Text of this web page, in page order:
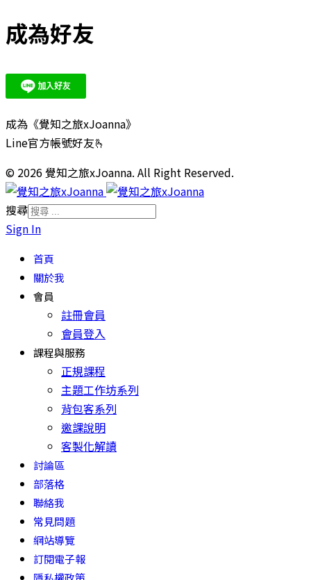
成為好友
成為《覺知之旅xJoanna》
Line官方帳號好友🫰
© 2026 覺知之旅xJoanna. All Right Reserved.
搜尋
Sign In
首頁
關於我
會員
註冊會員
會員登入
課程與服務
正規課程
主題工作坊系列
背包客系列
邀課說明
客製化解讀
討論區
部落格
聯絡我
常見問題
網站導覽
訂閱電子報